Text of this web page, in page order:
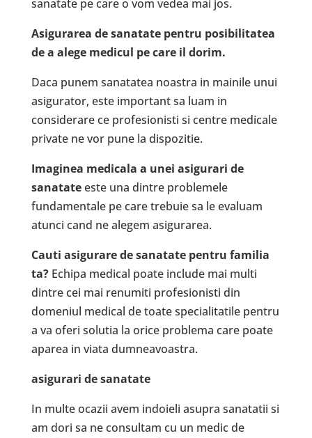
sanatate pe care o vom vedea mai jos.
Asigurarea de sanatate pentru posibilitatea
de a alege medicul pe care il dorim.
Daca punem sanatatea noastra in mainile unui
asigurator, este important sa luam in
considerare ce profesionisti si centre medicale
private ne vor pune la dispozitie.
Imaginea medicala a unei asigurari de
sanatateeste una dintre problemele
fundamentale pe care trebuie sa le evaluam
atunci cand ne alegem asigurarea.
Cauti asigurare de sanatate pentru familia
ta? Echipa medical poate include mai multi
dintre cei mai renumiti profesionisti din
domeniul medical de toate specialitatile pentru
a va oferi solutia la orice problema care poate
aparea in viata dumneavoastra.
asigurari de sanatate
In multe ocazii avem indoieli asupra sanatatii si
am dori sa ne consultam cu un medic de